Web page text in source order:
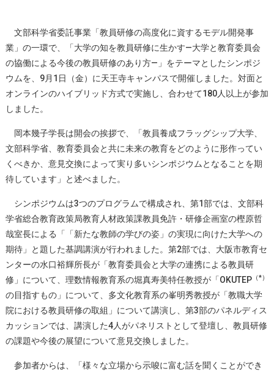
文部科学省委託事業「教員研修の高度化に資するモデル開発事
業」の一環で、「大学の知を教員研修に生かす—大学と教育委員会
の協働による今後の教員研修のあり方—」をテーマとしたシンポジ
ウムを、9月1日（金）に天王寺キャンパスで開催しました。対面と
オンラインのハイブリッド方式で実施し、合わせて180人以上が参加
しました。
岡本幾子学長は開会の挨拶で、「教員養成フラッグシップ大学、
文部科学省、教育委員会と共に未来の教育をどのように形作ってい
くべきか、意見交換によって実り多いシンポジウムとなることを期
待しています」と述べました。
シンポジウムは3つのプログラムで構成され、第1部では、文部科
学省総合教育政策局教育人材政策課教員免許・研修企画室の樫原哲
哉室長による「「新たな教師の学びの姿」の実現に向けた大学への
期待」と題した基調講演が行われました。第2部では、大阪市教育セ
ンターの水口裕輝所長が「教育委員会と大学の連携による教員研
修」について、理数情報教育系の堀真寿美特任教授が「OKUTEP（*）
の目指すもの」について、多文化教育系の峯明秀教授が「教職大学
院における教員研修の取組」について講演し、第3部のパネルディス
カッションでは、講演した4人がパネリストとして登壇し、教員研修
の課題や今後の展望について意見交換しました。
参加者からは、「様々な立場から示唆に富む話を聞くことができ